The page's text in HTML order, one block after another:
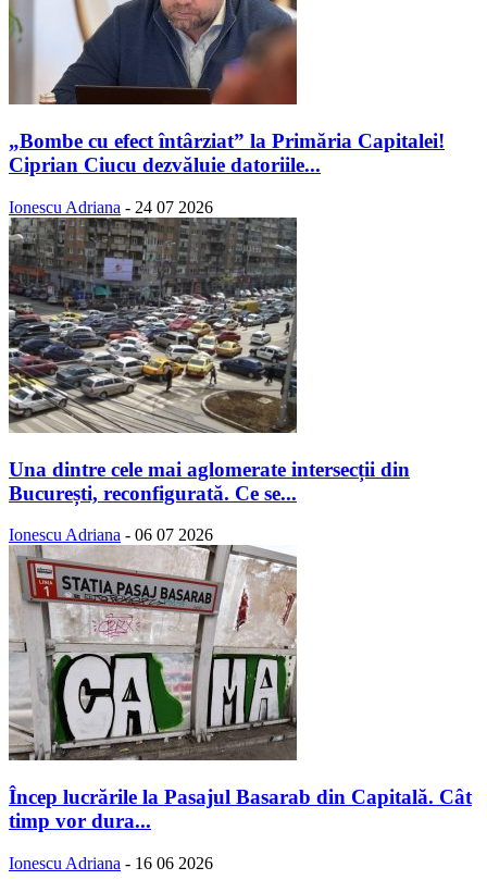
„Bombe cu efect întârziat” la Primăria Capitalei!
Ciprian Ciucu dezvăluie datoriile...
Ionescu Adriana - 24 07 2026
Una dintre cele mai aglomerate intersecții din
București, reconfigurată. Ce se...
Ionescu Adriana - 06 07 2026
Încep lucrările la Pasajul Basarab din Capitală. Cât
timp vor dura...
Ionescu Adriana - 16 06 2026